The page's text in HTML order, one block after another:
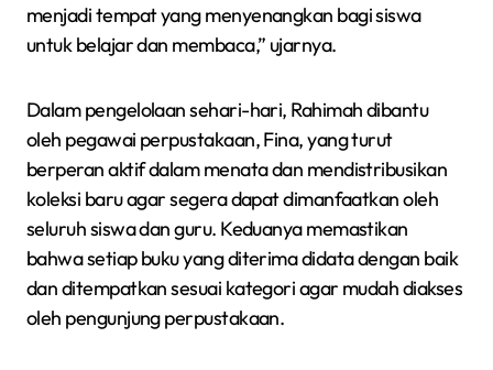
menjadi tempat yang menyenangkan bagi siswa
untuk belajar dan membaca,” ujarnya.
Dalam pengelolaan sehari-hari, Rahimah dibantu
oleh pegawai perpustakaan, Fina, yang turut
berperan aktif dalam menata dan mendistribusikan
koleksi baru agar segera dapat dimanfaatkan oleh
seluruh siswa dan guru. Keduanya memastikan
bahwa setiap buku yang diterima didata dengan baik
dan ditempatkan sesuai kategori agar mudah diakses
oleh pengunjung perpustakaan.